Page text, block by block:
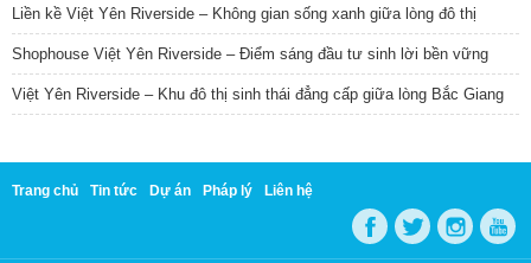
Liền kề Việt Yên Riverside – Không gian sống xanh giữa lòng đô thị
Shophouse Việt Yên Riverside – Điểm sáng đầu tư sinh lời bền vững
Việt Yên Riverside – Khu đô thị sinh thái đẳng cấp giữa lòng Bắc Giang
Trang chủ Tin tức Dự án Pháp lý Liên hệ